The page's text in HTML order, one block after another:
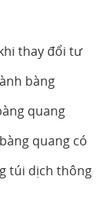
thay đổi tư
bàng
quang
quang có
túi dịch thông